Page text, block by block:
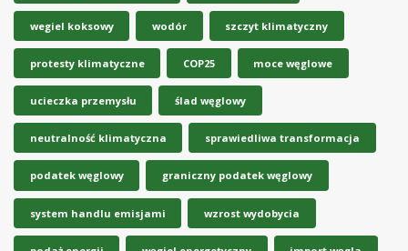
wegiel koksowy wodór szczyt klimatyczny
protesty klimatyczne COP25 moce węglowe
ucieczka przemysłu ślad węglowy
neutralność klimatyczna sprawiedliwa transformacja
podatek węglowy graniczny podatek węglowy
system handlu emisjami wzrost wydobycia